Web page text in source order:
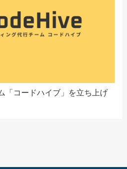
「コードハイブ」を立ち上げ